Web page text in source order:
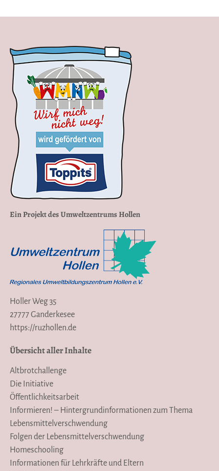
Ein Projekt des Umweltzentrums Hollen
Holler Weg 35
27777 Ganderkesee
https://ruzhollen.de
Übersicht aller Inhalte
Altbrotchallenge
Die Initiative
Öffentlichkeitsarbeit
Informieren! – Hintergrundinformationen zum Thema
Lebensmittelverschwendung
Folgen der Lebensmittelverschwendung
Homeschooling
Informationen für Lehrkräfte und Eltern